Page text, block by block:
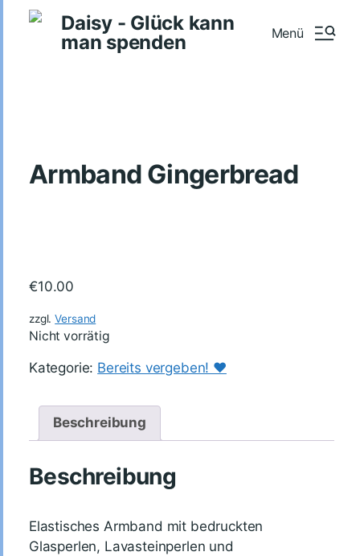
Daisy - Glück kann
man spenden
Menü
Armband Gingerbread
€10.00
zzgl.Versand
Nicht vorrätig
Kategorie: Bereits vergeben! ♥️
Beschreibung
Beschreibung
Elastisches Armband mit bedruckten
Glasperlen, Lavasteinperlen und